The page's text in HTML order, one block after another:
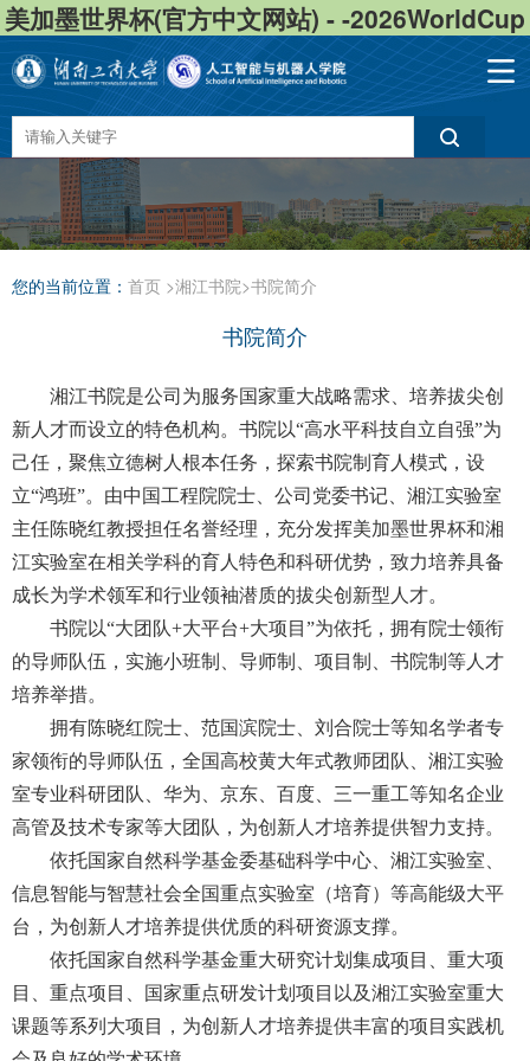
美加墨世界杯(官方中文网站) - -2026WorldCup
您的当前位置： 首页 >湘江书院>书院简介
书院简介
湘江书院是公司为服务国家重大战略需求、培养拔尖创
新人才而设立的特色机构。书院以“高水平科技自立自强”为
己任，聚焦立德树人根本任务，探索书院制育人模式，设
立“鸿班”。由中国工程院院士、公司党委书记、湘江实验室
主任陈晓红教授担任名誉经理，充分发挥美加墨世界杯和湘
江实验室在相关学科的育人特色和科研优势，致力培养具备
成长为学术领军和行业领袖潜质的拔尖创新型人才。
书院以“大团队+大平台+大项目”为依托，拥有院士领衔
的导师队伍，实施小班制、导师制、项目制、书院制等人才
培养举措。
拥有陈晓红院士、范国滨院士、刘合院士等知名学者专
家领衔的导师队伍，全国高校黄大年式教师团队、湘江实验
室专业科研团队、华为、京东、百度、三一重工等知名企业
高管及技术专家等大团队，为创新人才培养提供智力支持。
依托国家自然科学基金委基础科学中心、湘江实验室、
信息智能与智慧社会全国重点实验室（培育）等高能级大平
台，为创新人才培养提供优质的科研资源支撑。
依托国家自然科学基金重大研究计划集成项目、重大项
目、重点项目、国家重点研发计划项目以及湘江实验室重大
课题等系列大项目，为创新人才培养提供丰富的项目实践机